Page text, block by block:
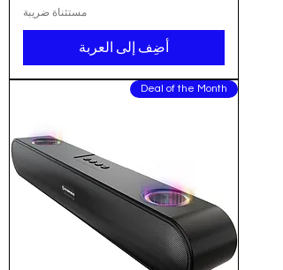
مستثناة ضريبة
أضِف إلى العربة
Deal of the Month